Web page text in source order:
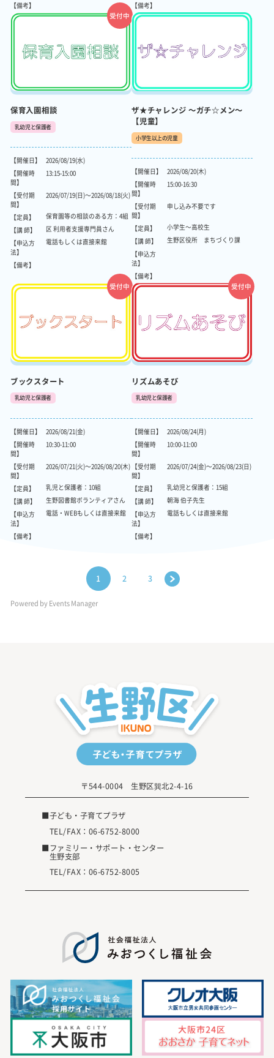
【備考】
【備考】
受付中
保育入園相談
乳幼児と保護者
【開催日】
2026/08/19(水)
【開催時
間】
13:15-15:00
【受付期
間】
2026/07/19(日)～2026/08/18(火)
【定員】
保育園等の相談のある方：4組
【講 師】
区 利用者支援専門員さん
【申込方
法】
電話もしくは直接来館
【備考】
ザ★チャレンジ ～ガチ☆メン～
【児童】
小学生以上の児童
【開催日】
2026/08/20(木)
【開催時
間】
15:00-16:30
【受付期
間】
申し込み不要です
【定員】
小学生～高校生
【講 師】
生野区役所 まちづくり課
【申込方
法】
【備考】
受付中
ブックスタート
乳幼児と保護者
【開催日】
2026/08/21(金)
【開催時
間】
10:30-11:00
【受付期
間】
2026/07/21(火)～2026/08/20(木)
【定員】
乳児と保護者：10組
【講 師】
生野図書館ボランティアさん
【申込方
法】
電話・WEBもしくは直接来館
【備考】
受付中
リズムあそび
乳幼児と保護者
【開催日】
2026/08/24(月)
【開催時
間】
10:00-11:00
【受付期
間】
2026/07/24(金)～2026/08/23(日)
【定員】
乳幼児と保護者：15組
【講 師】
朝海 伯子先生
【申込方
法】
電話もしくは直接来館
【備考】
1 2 3 >
Powered byEvents Manager
〒544-0004 生野区巽北2-4-16
■子ども・子育てプラザ
TEL/FAX： 06-6752-8000
■ファミリー・サポート・センター
生野支部
TEL/FAX： 06-6752-8005